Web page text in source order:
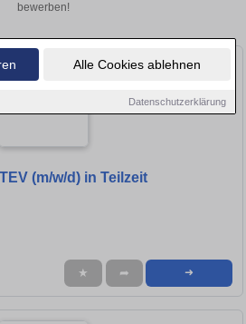
Alle Cookies ablehnen
Datenschutzerklärung
bewerben!
(m/w/d) in Teilzeit
★ ➦ ➜